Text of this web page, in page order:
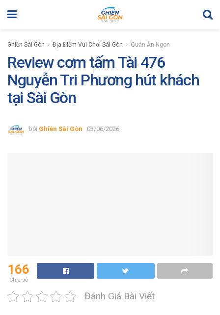
Ghiền Sài Gòn Địa Điểm Vui Chơi Sài Gòn Quán Ăn Ngon
Review cơm tấm Tài 476
Nguyễn Tri Phương hút khách
tại Sài Gòn
bởi Ghiền Sài Gòn 03/06/2026
166
Chia sẻ
Đánh Giá Bài Viết